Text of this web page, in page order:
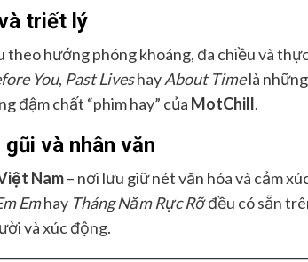
triết lý
hướng phóng khoáng, đa chiều và
You, Past LiveshayAbout Timelà
đậm chất “phim hay” của MotChill.
và nhân văn
Nam– nơi lưu giữ nét văn hóa và cảm
Emhay Tháng Năm Rực Rỡđều có sẵn
và xúc động.